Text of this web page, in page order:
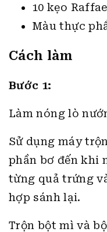
10 kẹo
Màu thực
Cách làm
Bước 1:
Làm nóng lò
Sử dụng máy
phần bơ đến khi
từng quả trứng
hợp sánh lại.
Trộn bột mì và